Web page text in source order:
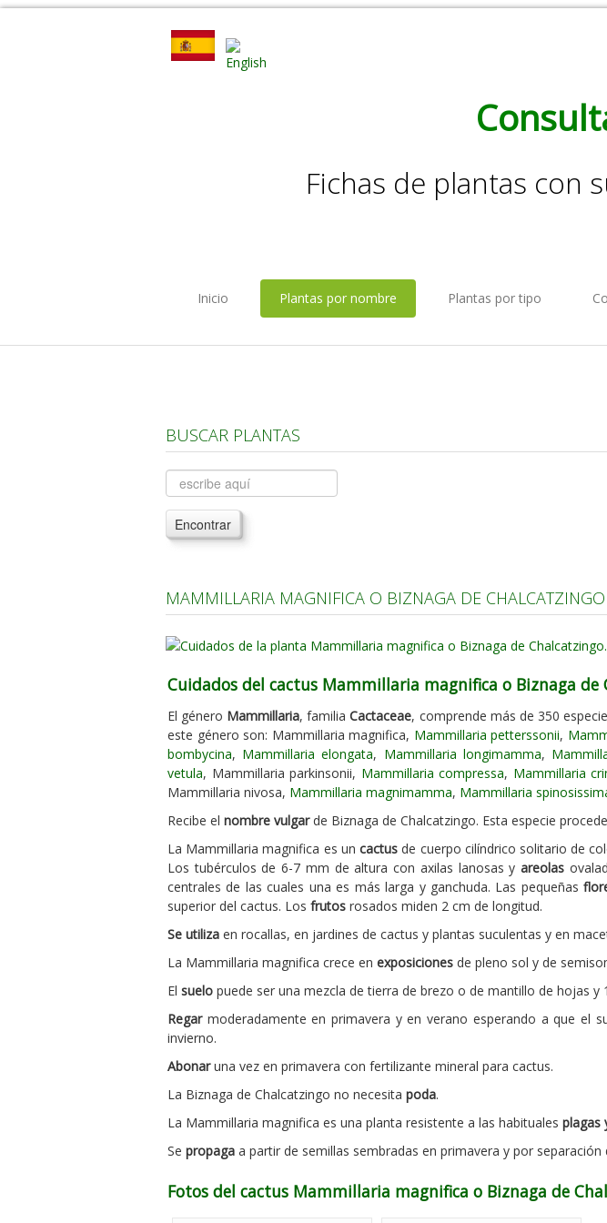
Fichas de plantas con
Inicio Plantas por nombre Plantas por tipo
BUSCAR PLANTAS
Encontrar
MAMMILLARIA MAGNIFICA O BIZNAGA DE
Cuidados del cactus Mammillaria magnifica o Biznaga de
El género Mammillaria, familiaCactaceae, comprende más de 350
este género son: Mammillaria magnifica, Mammillaria petterssonii,
bombycina, Mammillaria elongata, Mammillaria longimamma,
vetula, Mammillaria parkinsonii, Mammillaria compressa, Mammillaria
Mammillaria nivosa, Mammillaria magnimamma, Mammillaria
Recibe el nombre vulgarde Biznaga de Chalcatzingo. Esta especie
La Mammillaria magnifica es uncactus de cuerpo cilíndrico solitario de
Los tubérculos de 6-7 mm de altura con axilas lanosas y areolas
centrales de las cuales una es más larga y ganchuda. Las pequeñas
superior del cactus. Los frutos rosados miden 2 cm de longitud.
Se utiliza en rocallas, en jardines de cactus y plantas suculentas y en
La Mammillaria magnifica crece en exposiciones de pleno sol y de
El suelo puede ser una mezcla de tierra de brezo o de mantillo de hojas y
Regarmoderadamente en primavera y en verano esperando a que el
invierno.
Abonaruna vez en primavera con fertilizante mineral para cactus.
La Biznaga de Chalcatzingo no necesita poda.
La Mammillaria magnifica es una planta resistente a las habituales plagas
Se propaga a partir de semillas sembradas en primavera y por separación
Fotos del cactus Mammillaria magnifica o Biznaga de